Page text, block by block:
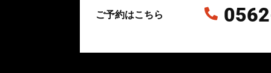
ご予約はこちら 